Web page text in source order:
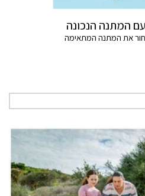
המתנה הנכונה
את המתנה המתאימה